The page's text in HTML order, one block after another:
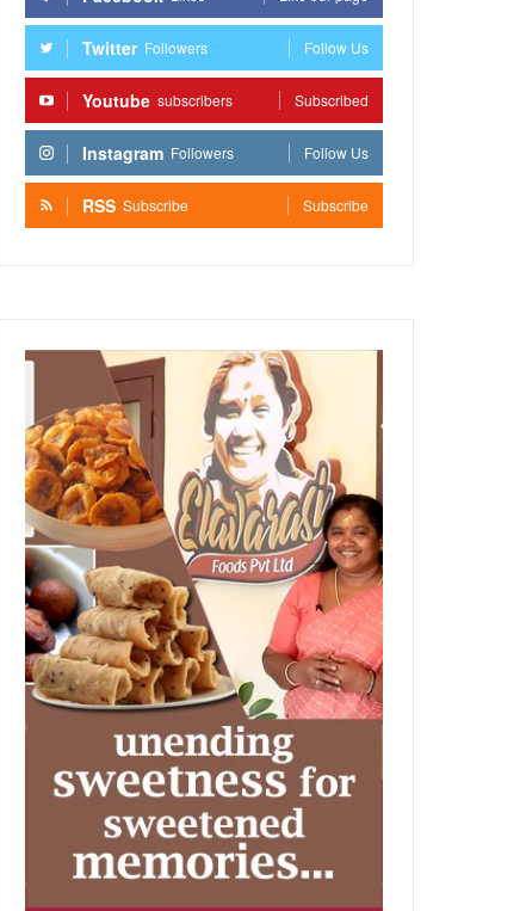
Twitter Followers Follow Us
Youtube subscribers Subscribed
Instagram Followers Follow Us
RSS Subscribe Subscribe